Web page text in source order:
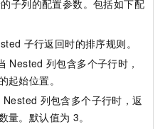
子列的配置参数。包括如下配
子行返回时的排序规则。
Nested 列包含多个子行时，
起始位置。
Nested 列包含多个子行时，返
量。默认值为 3。